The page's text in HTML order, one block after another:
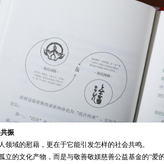
振
域的慰藉，更在于它能引发怎样的社会共鸣。
立的文化产物，而是与敬善敬媄慈善公益基金的“爱